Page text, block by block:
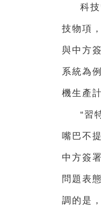
科
技物項
與中方
系統為
機生產
“習
嘴巴不
中方簽
問題表
調的是